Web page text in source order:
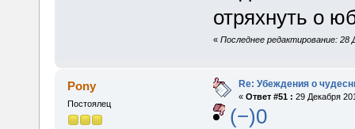
отряхнуть о
« Последнее редактирование: 28
Pony
Постоялец
Re: Убеждения о
« Ответ #51 : 29 Декабря
(−)0